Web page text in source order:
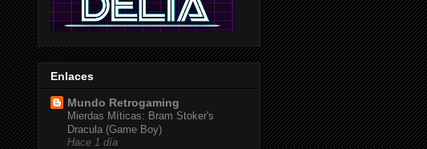
Enlaces
Mundo Retrogaming
Mierdas Míticas: Bram Stoker's
Dracula (Game Boy)
Hace 1 día